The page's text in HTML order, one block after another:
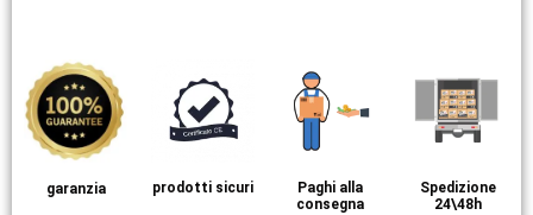
garanzia prodotti sicuri
Paghi alla
consegna
Spedizione
24\48h